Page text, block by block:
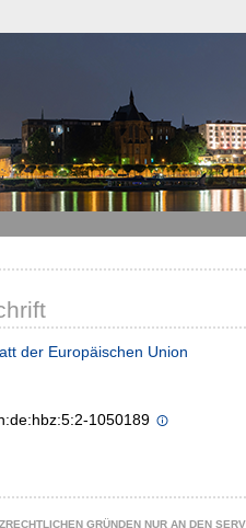
der Europäischen Union
1050189
GRÜNDEN NUR AN DEN